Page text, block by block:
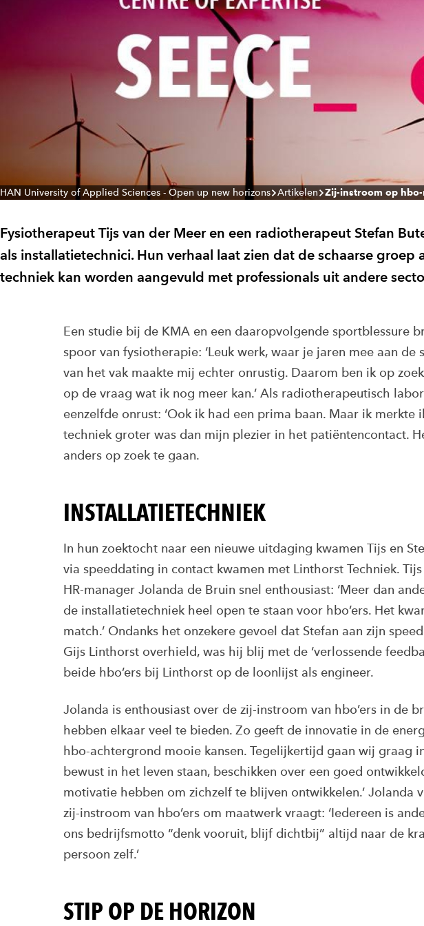
HAN University of Applied Sciences - Open up new horizons Artikelen Zij-instroom op
Fysiotherapeut Tijs van der Meer en een radiotherapeut Stefan
als installatietechnici. Hun verhaal laat zien dat de schaarse groep
techniek kan worden aangevuld met professionals uit andere
Een studie bij de KMA en een daaropvolgende sportblessure
spoor van fysiotherapie: ‘Leuk werk, waar je jaren mee aan de
van het vak maakte mij echter onrustig. Daarom ben ik op
op de vraag wat ik nog meer kan.’ Als radiotherapeutisch
eenzelfde onrust: ‘Ook ik had een prima baan. Maar ik merkte
techniek groter was dan mijn plezier in het patiëntencontact.
anders op zoek te gaan.
INSTALLATIETECHNIEK
In hun zoektocht naar een nieuwe uitdaging kwamen Tijs en
via speeddating in contact kwamen met Linthorst Techniek.
HR-manager Jolanda de Bruin snel enthousiast: ‘Meer dan
de installatietechniek heel open te staan voor hbo’ers. Het
match.’ Ondanks het onzekere gevoel dat Stefan aan zijn
Gijs Linthorst overhield, was hij blij met de ‘verlossende
beide hbo’ers bij Linthorst op de loonlijst als engineer.
Jolanda is enthousiast over de zij-instroom van hbo’ers in de
hebben elkaar veel te bieden. Zo geeft de innovatie in de
hbo-achtergrond mooie kansen. Tegelijkertijd gaan wij graag
bewust in het leven staan, beschikken over een goed
motivatie hebben om zichzelf te blijven ontwikkelen.’ Jolanda
zij-instroom van hbo’ers om maatwerk vraagt: ‘Iedereen is
ons bedrijfsmotto “denk vooruit, blijf dichtbij” altijd naar de
persoon zelf.’
STIP OP DE HORIZON